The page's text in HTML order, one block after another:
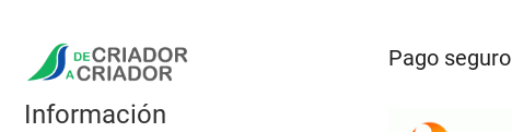
Información
Pago seguro